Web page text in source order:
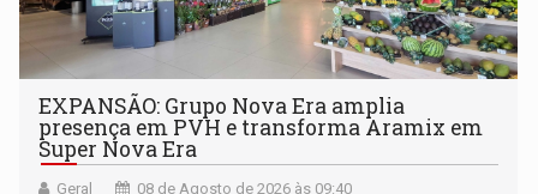
EXPANSÃO: Grupo Nova Era amplia
presença em PVH e transforma Aramix em
Super Nova Era
Geral 08 de Agosto de 2026 às 09:40